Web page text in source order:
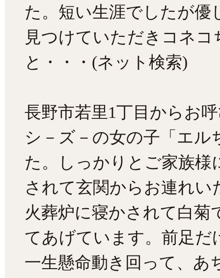
た。短い生涯でしたが優
見つけていただきコネ
と・・・(ネット検索)
長野市若里1丁目からお
シ－ズ－の女の子「エル
た。しっかりとご家族様
されて玄関からお連れい
火葬炉に寝かされて白菊
てあげています。前足だ
一生懸命動き回って、あ